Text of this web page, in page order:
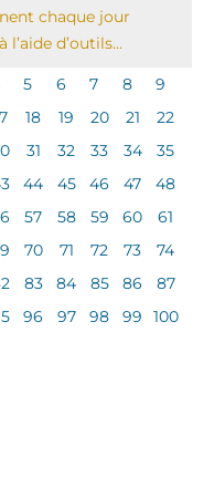
chaque jour
d’outils...
5 6 7 8
9
18 19 20 21
22
31 32 33 34
35
44 45 46 47
48
57 58 59 60
61
70 71 72 73
74
83 84 85 86
87
96 97 98 99
100